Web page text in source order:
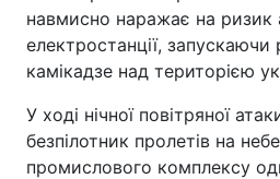
навмисно наражає на ризик
електростанції,
камікадзе над територією
У ході нічної повітряної
безпілотник пролетів на
промислового комплексу